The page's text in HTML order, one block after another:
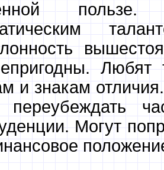
Любят
и знакам
переубеждать
Могут